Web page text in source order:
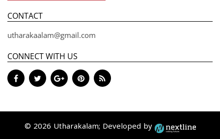
CONTACT
utharakaalam@gmail.com
CONNECT WITH US
© 2026 Utharakalam; Developed by